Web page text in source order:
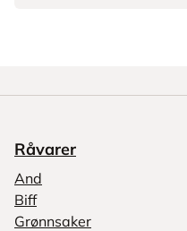
Råvarer
And
Biff
Grønnsaker